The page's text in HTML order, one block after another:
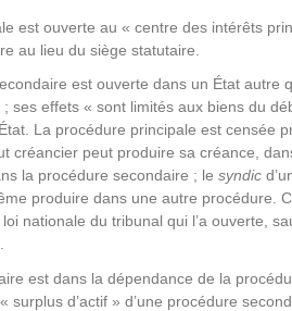
est ouverte au « centre des intérêts
au lieu du siège statutaire.
est ouverte dans un État autre
ses effets « sont limités aux biens du
La procédure principale est censée
créancier peut produire sa créance,
la procédure secondaire ; le syndic
produire dans une autre procédure.
nationale du tribunal qui l’a ouverte,
est dans la dépendance de la
surplus d’actif » d’une procédure